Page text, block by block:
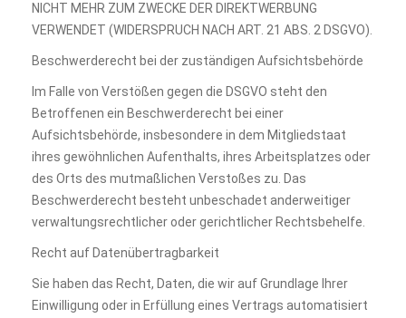
NICHT MEHR ZUM ZWECKE DER DIREKTWERBUNG
VERWENDET (WIDERSPRUCH NACH ART. 21 ABS. 2 DSGVO).
Beschwerderecht bei der zuständigen Aufsichtsbehörde
Im Falle von Verstößen gegen die DSGVO steht den
Betroffenen ein Beschwerderecht bei einer
Aufsichtsbehörde, insbesondere in dem Mitgliedstaat
ihres gewöhnlichen Aufenthalts, ihres Arbeitsplatzes oder
des Orts des mutmaßlichen Verstoßes zu. Das
Beschwerderecht besteht unbeschadet anderweitiger
verwaltungsrechtlicher oder gerichtlicher Rechtsbehelfe.
Recht auf Datenübertragbarkeit
Sie haben das Recht, Daten, die wir auf Grundlage Ihrer
Einwilligung oder in Erfüllung eines Vertrags automatisiert